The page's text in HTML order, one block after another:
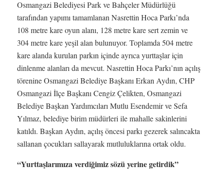
Osmangazi Belediyesi Park ve Bahçeler Müdürlüğü
tarafından yapımı tamamlanan Nasrettin Hoca Parkı’nda
108 metre kare oyun alanı, 128 metre kare sert zemin ve
304 metre kare yeşil alan bulunuyor. Toplamda 504 metre
kare alanda kurulan parkın içinde ayrıca yurttaşlar için
dinlenme alanları da mevcut. Nasrettin Hoca Parkı’nın açılış
törenine Osmangazi Belediye Başkanı Erkan Aydın, CHP
Osmangazi İlçe Başkanı Cengiz Çelikten, Osmangazi
Belediye Başkan Yardımcıları Mutlu Esendemir ve Sefa
Yılmaz, belediye birim müdürleri ile mahalle sakinlerini
katıldı. Başkan Aydın, açılış öncesi parkı gezerek salıncakta
sallanan çocukları sallayarak mutluluklarına ortak oldu.
“Yurttaşlarımıza verdiğimiz sözü yerine getirdik”